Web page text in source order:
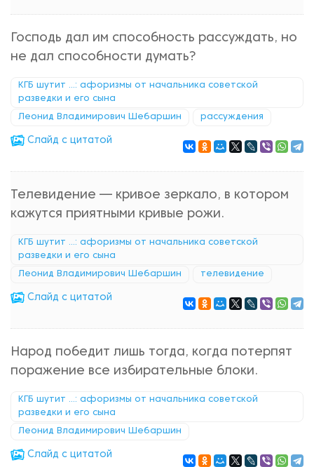
Господь дал им способность рассуждать, но
не дал способности думать?
КГБ шутит ...: афоризмы от начальника советской
разведки и его сына
Леонид Владимирович Шебаршин рассуждения
Cлайд с цитатой
Телевидение — кривое зеркало, в котором
кажутся приятными кривые рожи.
КГБ шутит ...: афоризмы от начальника советской
разведки и его сына
Леонид Владимирович Шебаршин телевидение
Cлайд с цитатой
Народ победит лишь тогда, когда потерпят
поражение все избирательные блоки.
КГБ шутит ...: афоризмы от начальника советской
разведки и его сына
Леонид Владимирович Шебаршин
Cлайд с цитатой